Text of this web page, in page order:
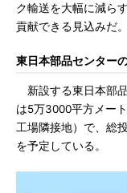
ク輸送を大幅に減ら
貢献できる見込みだ。
東日本部品センター
新設する東日本部
は5万3000平方メー
工場隣接地）で、総
を予定している。